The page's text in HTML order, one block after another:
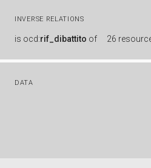
INVERSE RELATIONS
is ocd:rif_dibattito of 26
DATA